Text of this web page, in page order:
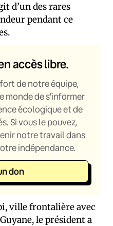
d’un des rares
pendant ce
accès libre.
de notre équipe,
de s’informer
écologique et de
Si vous le pouvez,
notre travail dans
indépendance.
don
ville frontalière avec
le président a